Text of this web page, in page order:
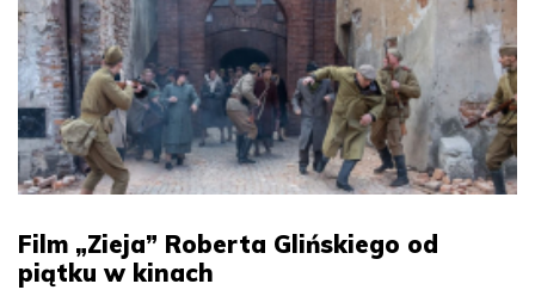
Film „Zieja” Roberta Glińskiego od
piątku w kinach